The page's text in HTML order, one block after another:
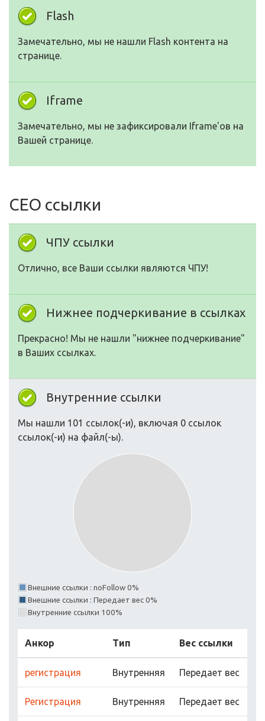
Flash
Замечательно, мы не нашли Flash контента на
странице.
Iframe
Замечательно, мы не зафиксировали Iframe'ов на
Вашей странице.
СЕО ссылки
ЧПУ ссылки
Отлично, все Ваши ссылки являются ЧПУ!
Нижнее подчеркивание в ссылках
Прекрасно! Мы не нашли "нижнее подчеркивание"
в Ваших ссылках.
Внутренние ссылки
Мы нашли 101 ссылок(-и), включая 0 ссылок
ссылок(-и) на файл(-ы).
Внешние ссылки : noFollow 0%
Внешние ссылки : Передает вес 0%
Внутренние ссылки 100%
Анкор Тип Вес ссылки
регистрация Внутренняя Передает вес
Регистрация Внутренняя Передает вес